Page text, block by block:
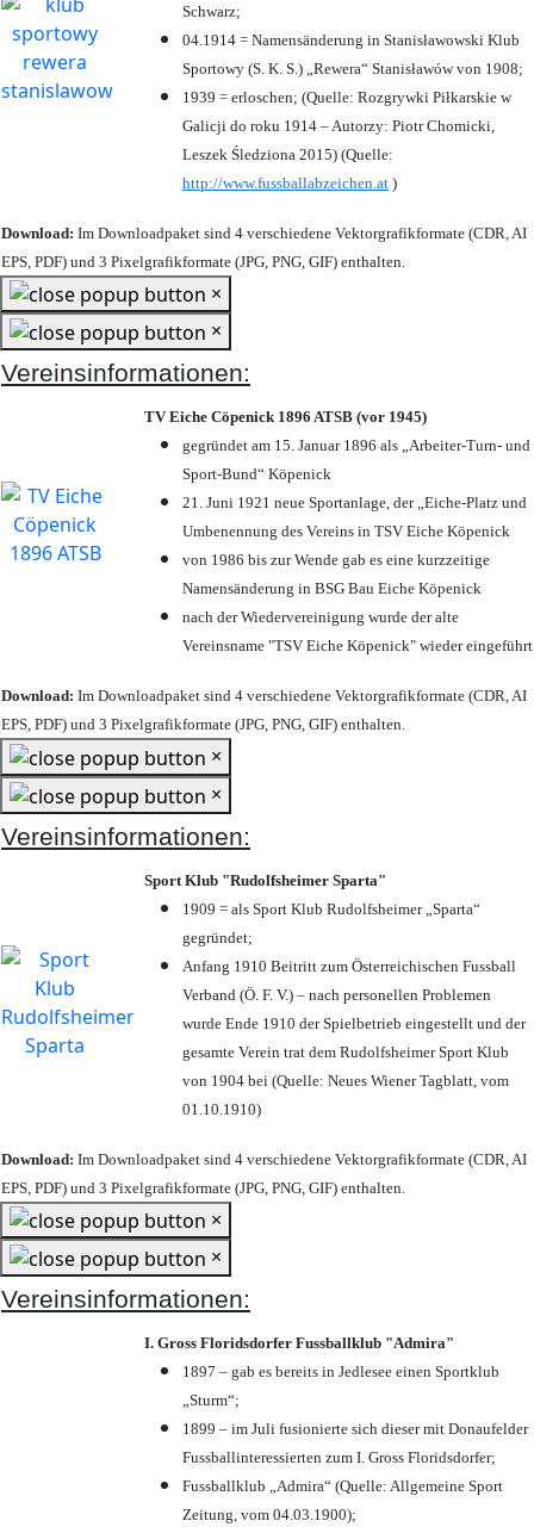
Schwarz;
04.1914 = Namensänderung in Stanisławowski Klub
Sportowy (S. K. S.) „Rewera“ Stanisławów von 1908;
1939 = erloschen; (Quelle: Rozgrywki Piłkarskie w
Galicji do roku 1914 – Autorzy: Piotr Chomicki,
Leszek Śledziona 2015) (Quelle:
http://www.fussballabzeichen.at )
Download: Im Downloadpaket sind 4 verschiedene Vektorgrafikformate (CDR, AI
EPS, PDF) und 3 Pixelgrafikformate (JPG, PNG, GIF) enthalten.
×
×
Vereinsinformationen:
TV Eiche Cöpenick 1896 ATSB (vor 1945)
gegründet am 15. Januar 1896 als „Arbeiter-Turn- und
Sport-Bund“ Köpenick
21. Juni 1921 neue Sportanlage, der „Eiche-Platz und
Umbenennung des Vereins in TSV Eiche Köpenick
von 1986 bis zur Wende gab es eine kurzzeitige
Namensänderung in BSG Bau Eiche Köpenick
nach der Wiedervereinigung wurde der alte
Vereinsname "TSV Eiche Köpenick" wieder eingeführt
Download: Im Downloadpaket sind 4 verschiedene Vektorgrafikformate (CDR, AI
EPS, PDF) und 3 Pixelgrafikformate (JPG, PNG, GIF) enthalten.
×
×
Vereinsinformationen:
Sport Klub "Rudolfsheimer Sparta"
1909 = als Sport Klub Rudolfsheimer „Sparta“
gegründet;
Anfang 1910 Beitritt zum Österreichischen Fussball
Verband (Ö. F. V.) – nach personellen Problemen
wurde Ende 1910 der Spielbetrieb eingestellt und der
gesamte Verein trat dem Rudolfsheimer Sport Klub
von 1904 bei (Quelle: Neues Wiener Tagblatt, vom
01.10.1910)
Download: Im Downloadpaket sind 4 verschiedene Vektorgrafikformate (CDR, AI
EPS, PDF) und 3 Pixelgrafikformate (JPG, PNG, GIF) enthalten.
×
×
Vereinsinformationen:
I. Gross Floridsdorfer Fussballklub "Admira"
1897 – gab es bereits in Jedlesee einen Sportklub
„Sturm“;
1899 – im Juli fusionierte sich dieser mit Donaufelder
Fussballinteressierten zum I. Gross Floridsdorfer;
Fussballklub „Admira“ (Quelle: Allgemeine Sport
Zeitung, vom 04.03.1900);